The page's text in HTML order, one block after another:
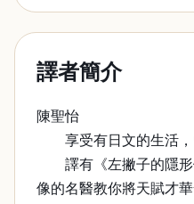
譯者簡介
陳聖怡
享受有日文的生活，
譯有《左撇子的隱形
像的名醫教你將天賦才